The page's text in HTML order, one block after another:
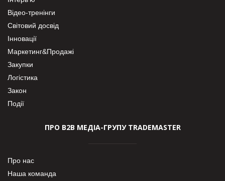
Відео-тренінги
Світовий досвід
Інновації
Маркетинг&Продажі
Закупки
Логістика
Закон
Події
ПРО В2В МЕДІА-ГРУПУ TRADEMASTER
Про нас
Наша команда